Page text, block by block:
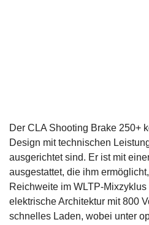
Der CLA Shooting Brake 250+
Design mit technischen
ausgerichtet sind. Er ist mit
ausgestattet, die ihm
Reichweite im WLTP-
elektrische Architektur mit 800
schnelles Laden, wobei unter